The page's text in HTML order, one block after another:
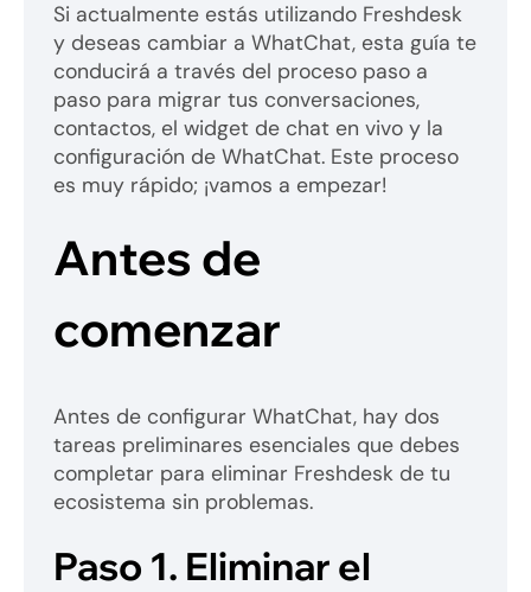
Si actualmente estás utilizando Freshdesk
y deseas cambiar a WhatChat, esta guía te
conducirá a través del proceso paso a
paso para migrar tus conversaciones,
contactos, el widget de chat en vivo y la
configuración de WhatChat. Este proceso
es muy rápido; ¡vamos a empezar!
Antes de
comenzar
Antes de configurar WhatChat, hay dos
tareas preliminares esenciales que debes
completar para eliminar Freshdesk de tu
ecosistema sin problemas.
Paso 1. Eliminar el